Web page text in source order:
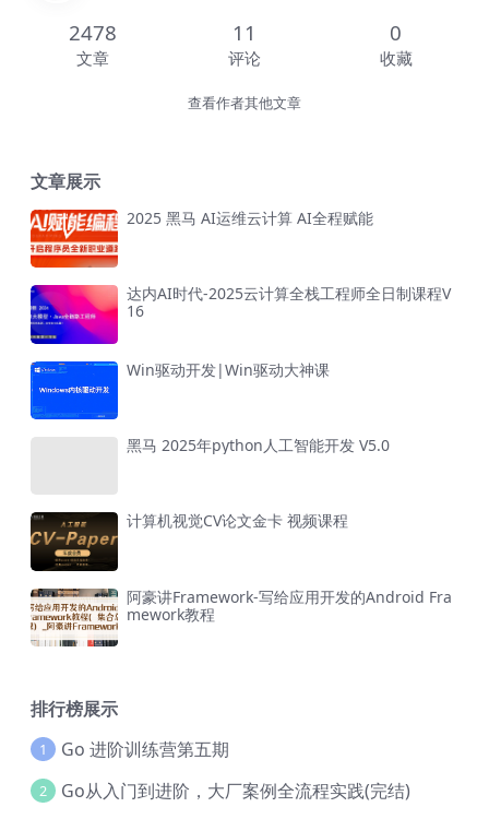
2478
文章
11
评论
0
收藏
查看作者其他文章
文章展示
2025 黑马 AI运维云计算 AI全程赋能
达内AI时代-2025云计算全栈工程师全日制课程V
16
Win驱动开发|Win驱动大神课
黑马 2025年python人工智能开发 V5.0
计算机视觉CV论文金卡 视频课程
阿豪讲Framework-写给应用开发的Android Fra
mework教程
排行榜展示
1 Go 进阶训练营第五期
2 Go从入门到进阶，大厂案例全流程实践(完结)